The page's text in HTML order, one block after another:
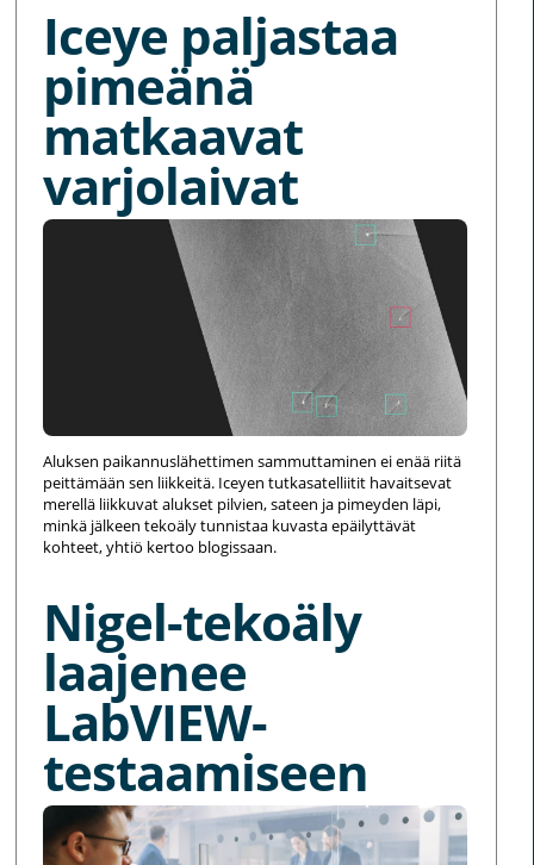
Iceye paljastaa
pimeänä
matkaavat
varjolaivat
Aluksen paikannuslähettimen sammuttaminen ei enää riitä
peittämään sen liikkeitä. Iceyen tutkasatelliitit havaitsevat
merellä liikkuvat alukset pilvien, sateen ja pimeyden läpi,
minkä jälkeen tekoäly tunnistaa kuvasta epäilyttävät
kohteet, yhtiö kertoo blogissaan.
Nigel-tekoäly
laajenee
LabVIEW-
testaamiseen